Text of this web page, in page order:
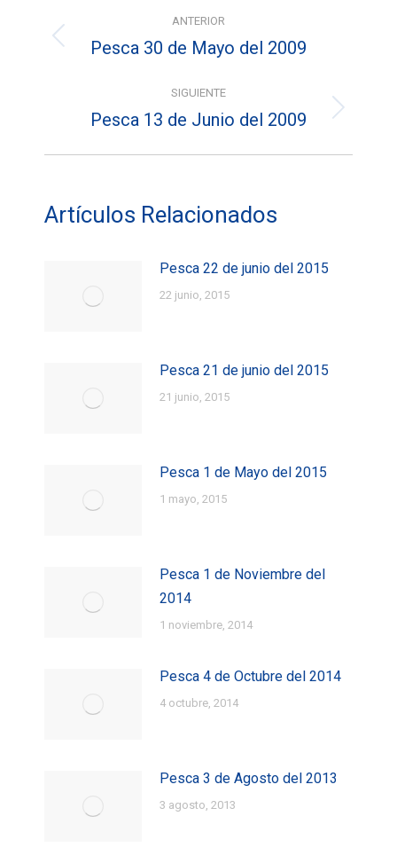
entre
ANTERIOR
Entrada
Pesca 30 de Mayo del 2009
SIGUIENTE
Entrada
Pesca 13 de Junio del 2009
Artículos Relacionados
Pesca 22 de junio del 2015
22 junio, 2015
Pesca 21 de junio del 2015
21 junio, 2015
Pesca 1 de Mayo del 2015
1 mayo, 2015
Pesca 1 de Noviembre del
2014
1 noviembre, 2014
Pesca 4 de Octubre del 2014
4 octubre, 2014
Pesca 3 de Agosto del 2013
3 agosto, 2013